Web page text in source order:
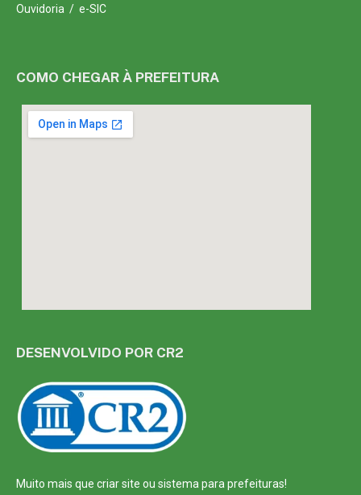
Ouvidoria / e-SIC
COMO CHEGAR À PREFEITURA
DESENVOLVIDO POR CR2
Muito mais que criar site ou sistema para prefeituras!